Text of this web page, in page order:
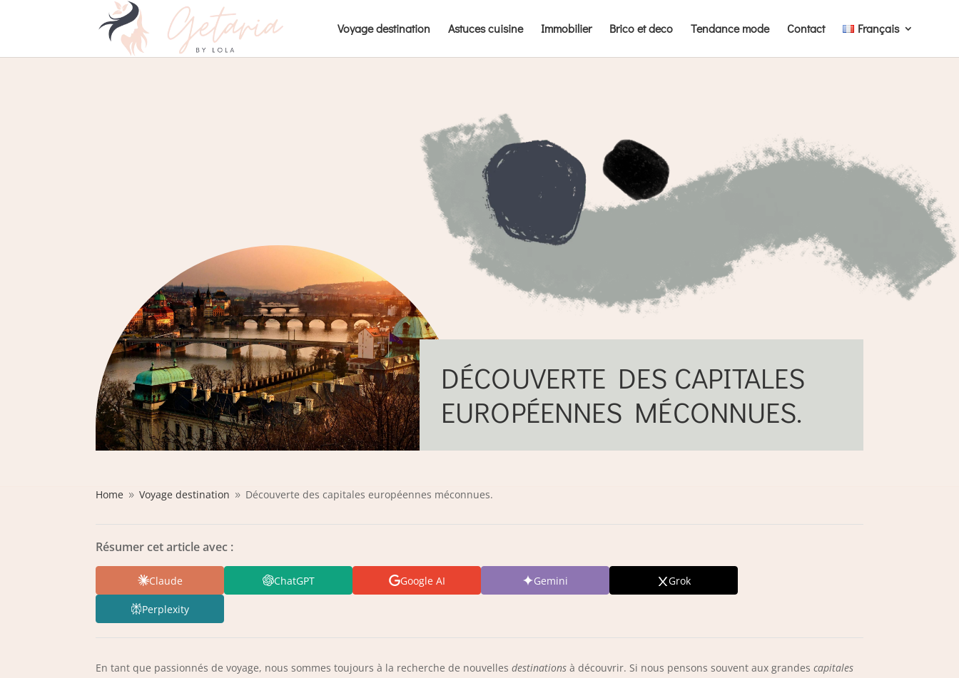
Voyage destination Astuces cuisine Immobilier Brico et deco Tendance mode Contact Français
DÉCOUVERTE DES CAPITALES
EUROPÉENNES MÉCONNUES.
Home 9 Voyage destination 9 Découverte des capitales européennes méconnues.
Résumer cet article avec :
Claude ChatGPT Google AI Gemini Grok
Perplexity
En tant que passionnés de voyage, nous sommes toujours à la recherche de nouvellesdestinations à découvrir. Si nous pensons souvent aux grandescapitales